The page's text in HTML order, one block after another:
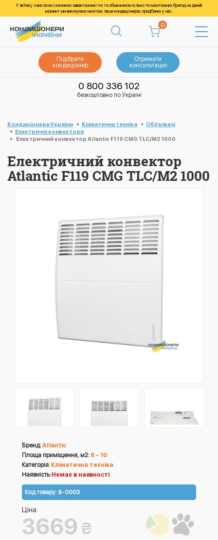
У зв’язку з високою сезонною завантаженістю та обмеженою кількістю монтажних бригад на даний
момент ми виконуємо монтаж лише кондиціонерів, придбаних у нас.
0
Підібрати
кондиціонер
Отримати
консультацію
0 800 336 102
безкоштовно по Україні
Кондиціонери України Кліматична техніка
Обігрівачі
Електричні конвектори
Електричний конвектор Atlantic F119 CMG TLC/M2 1000
Електричний конвектор
Atlantic F119 CMG TLC/M2 1000
Бренд:Atlantic
Площа приміщення, м2: 6 – 10
Категорія: Кліматична техніка
Наявність: Немає в наявності
Код товару: 8-0003
Ціна
3669 ₴